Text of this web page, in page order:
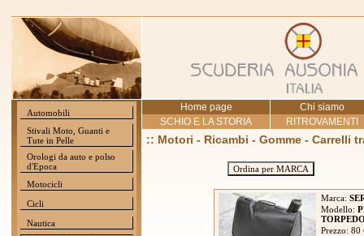
Automobili
Stivali Moto, Guanti e
Tute in Pelle
Orologi da auto e polso
d'Epoca
Motocicli
Cicli
Nautica
Home page
Chi siamo
SCHIO E LA STORIA
RITROVAMENTI
:: Motori - Ricambi - Gomme - Carrelli
Ordina per MARCA
Marca:
Modello:
Prezzo: 80